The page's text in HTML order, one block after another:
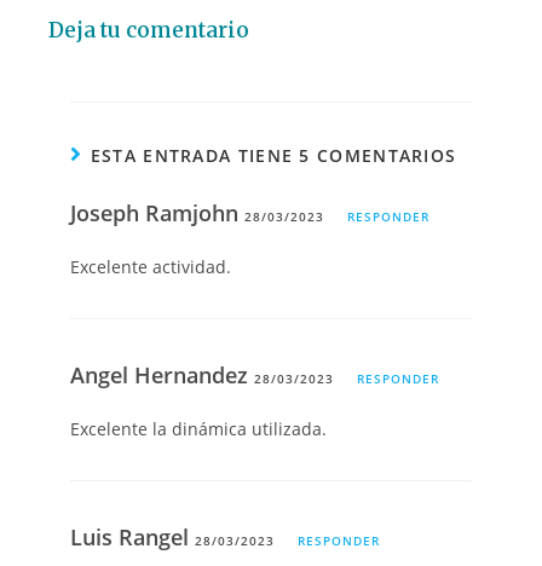
Deja tu comentario
ESTA ENTRADA TIENE 5 COMENTARIOS
Joseph Ramjohn28/03/2023 RESPONDER
Excelente actividad.
Angel Hernandez28/03/2023 RESPONDER
Excelente la dinámica utilizada.
Luis Rangel28/03/2023 RESPONDER